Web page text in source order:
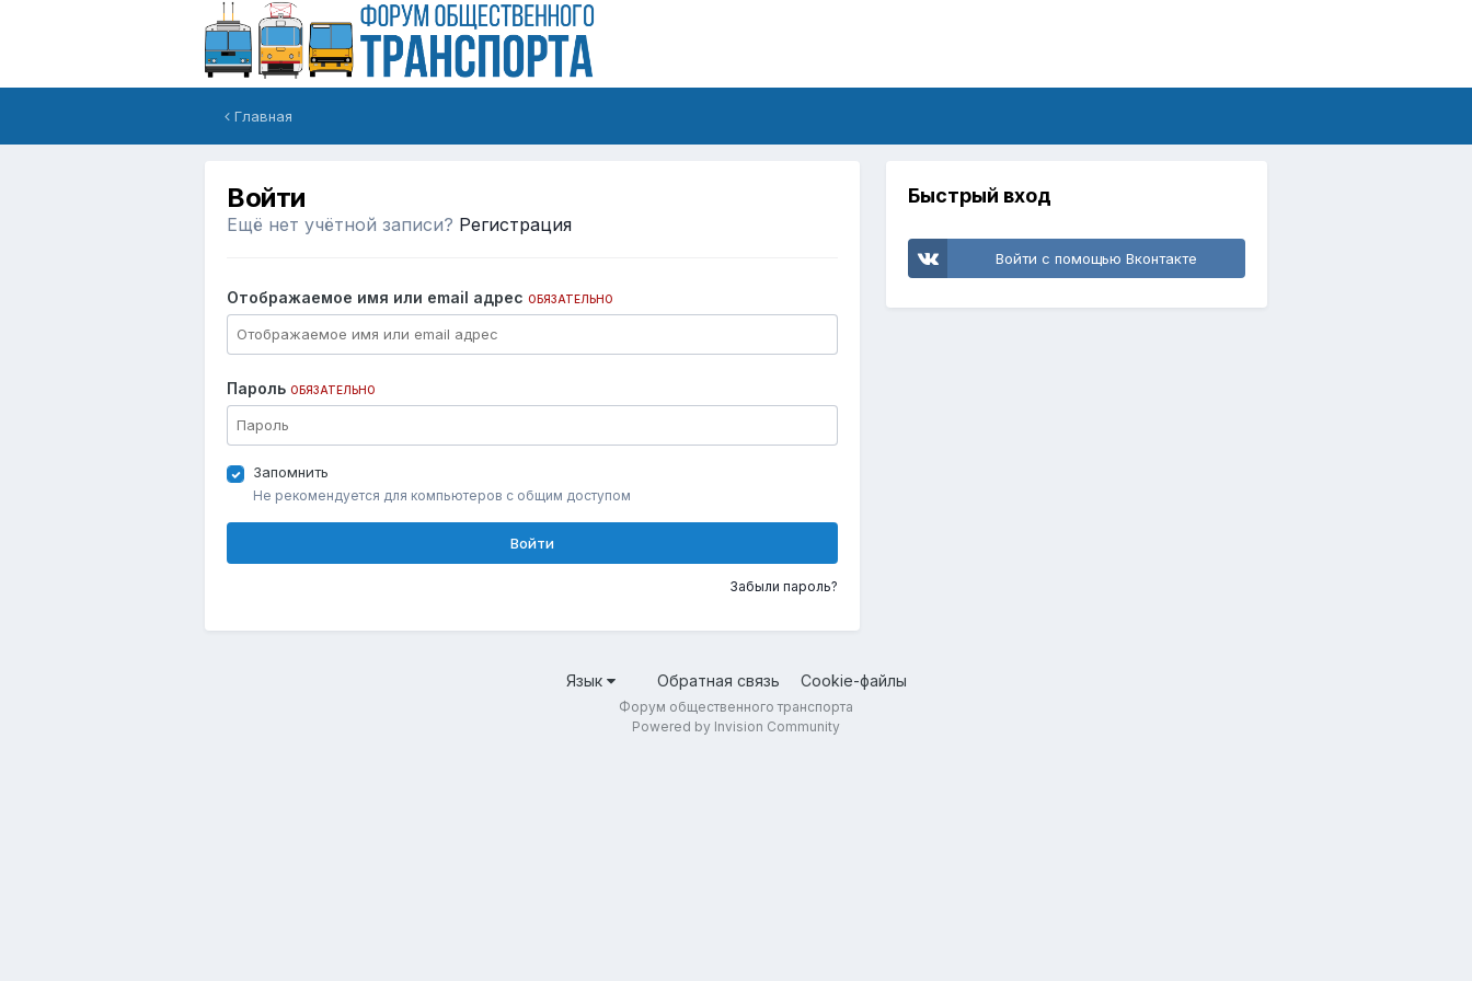
Главная
Войти
Ещё нет учётной записи? Регистрация
Отображаемое имя или email адрес ОБЯЗАТЕЛЬНО
Пароль ОБЯЗАТЕЛЬНО
Запомнить
Не рекомендуется для компьютеров с общим доступом
Войти
Забыли пароль?
Быстрый вход
Войти с помощью Вконтакте
Язык Обратная связь Cookie-файлы
Форум общественного транспорта
Powered by Invision Community